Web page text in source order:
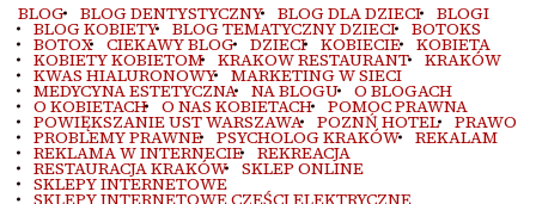
BLOG BLOG DENTYSTYCZNY BLOG DLA DZIECI BLOGI
BLOG KOBIETY BLOG TEMATYCZNY DZIECI BOTOKS
BOTOX CIEKAWY BLOG DZIECI KOBIECIE KOBIETA
KOBIETY KOBIETOM KRAKOW RESTAURANT KRAKÓW
KWAS HIALURONOWY MARKETING W SIECI
MEDYCYNA ESTETYCZNA NA BLOGU O BLOGACH
O KOBIETACH O NAS KOBIETACH POMOC PRAWNA
POWIĘKSZANIE UST WARSZAWA POZNŃ HOTEL PRAWO
PROBLEMY PRAWNE PSYCHOLOG KRAKÓW REKALAM
REKLAMA W INTERNECIE REKREACJA
RESTAURACJA KRAKÓW SKLEP ONLINE
SKLEPY INTERNETOWE
SKLEPY INTERNETOWE CZEŚCI ELEKTRYCZNE